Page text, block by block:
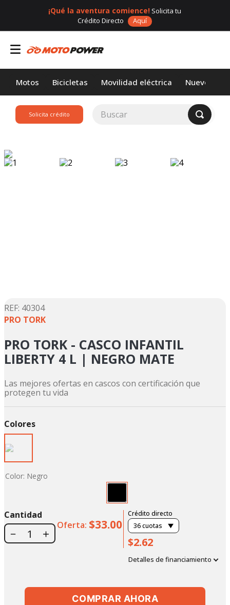
¡Qué la aventura comience! Solicita tu
Crédito Directo
Aquí
Motos Bicicletas Movilidad eléctrica Nuevos
Solicita crédito
Buscar
: 40304
PRO TORK
PRO TORK - CASCO INFANTIL
LIBERTY 4 L | NEGRO MATE
Las mejores ofertas en cascos con certificación que
protegen tu vida
Colores
Color: Negro
Cantidad
＋
－
Oferta: $33.00
Crédito directo
36cuotas
$2.62
Detalles de financiamiento
COMPRAR AHORA
.
loncin